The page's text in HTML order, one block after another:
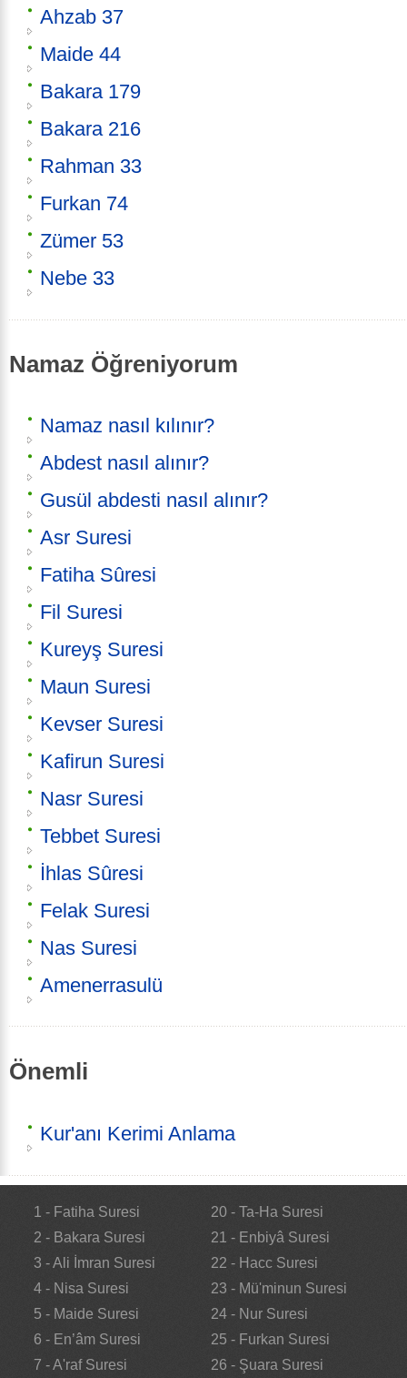
Ahzab 37
Maide 44
Bakara 179
Bakara 216
Rahman 33
Furkan 74
Zümer 53
Nebe 33
Namaz Öğreniyorum
Namaz nasıl kılınır?
Abdest nasıl alınır?
Gusül abdesti nasıl alınır?
Asr Suresi
Fatiha Sûresi
Fil Suresi
Kureyş Suresi
Maun Suresi
Kevser Suresi
Kafirun Suresi
Nasr Suresi
Tebbet Suresi
İhlas Sûresi
Felak Suresi
Nas Suresi
Amenerrasulü
Önemli
Kur'anı Kerimi Anlama
1 - Fatiha Suresi
2 - Bakara Suresi
3 - Ali İmran Suresi
4 - Nisa Suresi
5 - Maide Suresi
6 - En’âm Suresi
7 - A'raf Suresi
20 - Ta-Ha Suresi
21 - Enbiyâ Suresi
22 - Hacc Suresi
23 - Mü'minun Suresi
24 - Nur Suresi
25 - Furkan Suresi
26 - Şuara Suresi